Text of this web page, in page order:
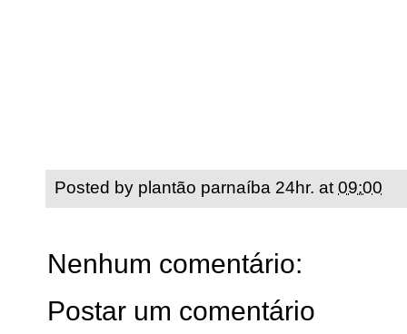
Posted by plantão parnaíba 24hr. at 09:00
Nenhum comentário:
Postar um comentário